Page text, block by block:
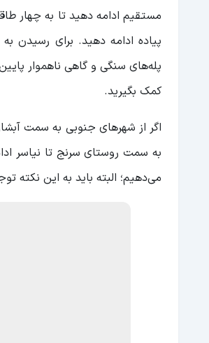
مستقیم ادامه دهید تا به چهار
پیاده ادامه دهید. برای رسیدن
کمک بگیرید.
اگر از شهرهای جنوبی به سمت
به سمت روستای سرنج تا نیاسر
می‌دهیم؛ البته باید به این نکته